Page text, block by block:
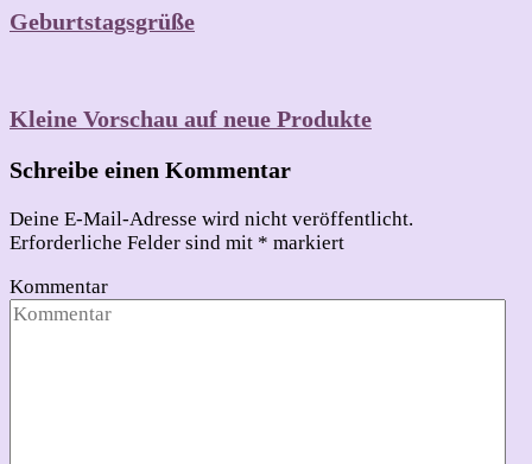
Geburtstagsgrüße
Kleine Vorschau auf neue Produkte
Schreibe einen Kommentar
Deine E-Mail-Adresse wird nicht veröffentlicht.
Erforderliche Felder sind mit * markiert
Kommentar